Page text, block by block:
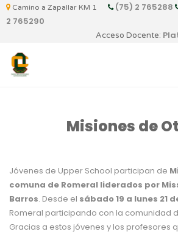
Camino a Zapallar KM 1 (75) 2 765288
2 765290
Acceso Docente:
Misiones de
Jóvenes de Upper School participan de
comuna de Romeral liderados por
Barros. Desde el sábado 19 a lunes 21
Romeral participando con la comunidad
Gracias a estos jóvenes y los profesores